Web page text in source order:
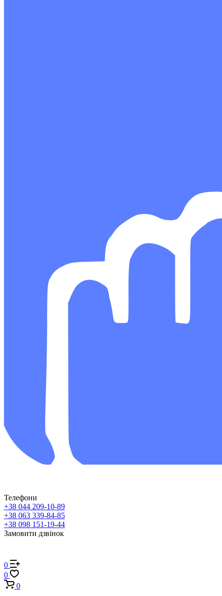
Телефони
+38 044 209-10-89
+38 063 339-84-85
+38 098 151-19-44
Замовити дзвінок
0
0
0